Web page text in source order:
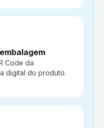
Code da
digital do produto.